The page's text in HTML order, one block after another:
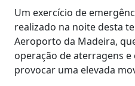
Um exercício de
realizado na noite desta
Aeroporto da Madeira,
operação de aterragens e
provocar uma elevada